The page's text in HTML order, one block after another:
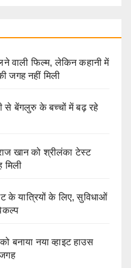
वाली फिल्म, लेकिन कहानी में
जगह नहीं मिली
से बेंगलुरु के बच्चों में बढ़ रहे
खान को श्रीलंका टेस्ट
मिली
के यात्रियों के लिए, सुविधाओं
बनाया नया व्हाइट हाउस